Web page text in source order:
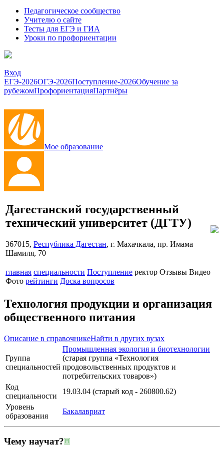
Педагогическое сообщество
Учителю о сайте
Тесты для ЕГЭ и ГИА
Уроки по профориентации
Вход
ЕГЭ-2026ОГЭ-2026Поступление-2026Обучение за
рубежомПрофориентацияПартнёры
Мое образование
Дагестанский государственный
технический университет (ДГТУ)
367015, Республика Дагестан, г. Махачкала, пр. Имама
Шамиля, 70
главная специальности Поступление ректор Отзывы Видео
Фото рейтинги Доска вопросов
Технология продукции и организация
общественного питания
Описание в справочникеНайти в других вузах
Группа
специальностей
Промышленная экология и биотехнологии
(старая группа «Технология
продовольственных продуктов и
потребительских товаров»)
Код
специальности
19.03.04 (старый код - 260800.62)
Уровень
образования
Бакалавриат
Чему научат?